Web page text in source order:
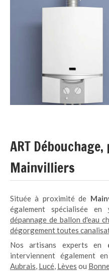
ART
Mainvilliers
Située à proximité de
également spécialisée en
dépannage de ballon d'eau
dégorgement toutes
Nos artisans experts en
interviennent également en
Aubrais, Lucé, Lèves ou